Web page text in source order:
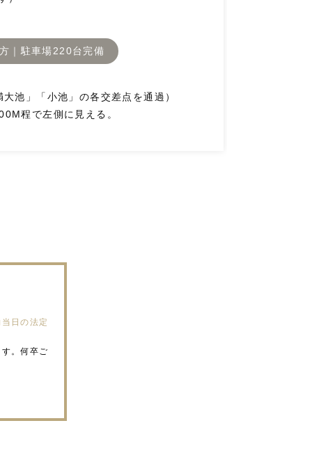
｜駐車場220台完備
池」「小池」の各交差点を通過）
程で左側に見える。
日の法定
。何卒ご